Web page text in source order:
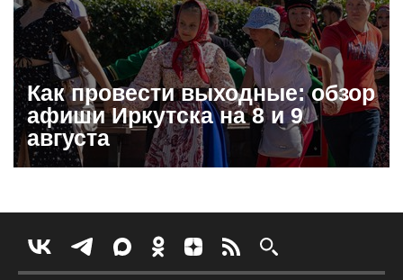
Как провести выходные: обзор
афиши Иркутска на 8 и 9
августа